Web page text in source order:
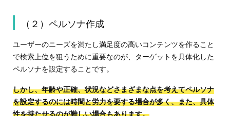
（２）ペルソナ作成
ユーザーのニーズを満たし満足度の高いコンテンツを作ること
で検索上位を狙うために重要なのが、ターゲットを具体化した
ペルソナを設定することです。
しかし、年齢や正確、状況などさまざまな点を考えてペルソナ
を設定するのには時間と労力を要する場合が多く、また、具体
性を持たせるのが難しい場合もあります。